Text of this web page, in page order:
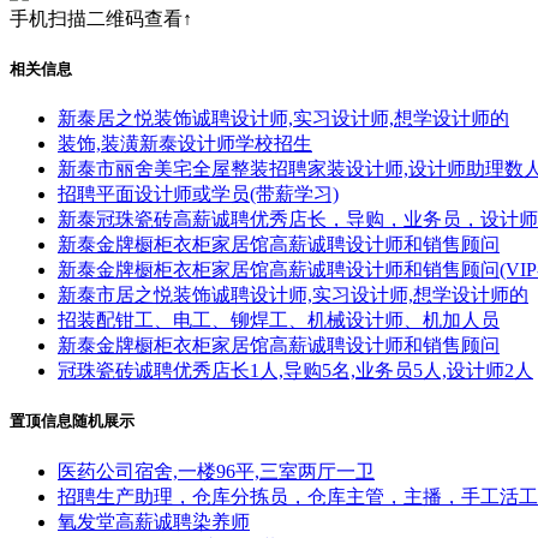
手机扫描二维码查看↑
相关信息
新泰居之悦装饰诚聘设计师,实习设计师,想学设计师的
装饰,装潢新泰设计师学校招生
新泰市丽舍美宅全屋整装招聘家装设计师,设计师助理数人
招聘平面设计师或学员(带薪学习)
新泰冠珠瓷砖高薪诚聘优秀店长，导购，业务员，设计师
新泰金牌橱柜衣柜家居馆高薪诚聘设计师和销售顾问
新泰金牌橱柜衣柜家居馆高薪诚聘设计师和销售顾问
新泰市居之悦装饰诚聘设计师,实习设计师,想学设计师的
招装配钳工、电工、铆焊工、机械设计师、机加人员
新泰金牌橱柜衣柜家居馆高薪诚聘设计师和销售顾问
冠珠瓷砖诚聘优秀店长1人,导购5名,业务员5人,设计师2人
置顶信息随机展示
医药公司宿舍,一楼96平,三室两厅一卫
招聘生产助理，仓库分拣员，仓库主管，主播，手工活工
氧发堂高薪诚聘染养师